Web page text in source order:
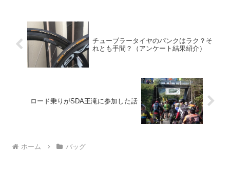
チューブラータイヤのパンクはラク？そ
れとも手間？（アンケート結果紹介）
ロード乗りがSDA王滝に参加した話
ホーム バッグ